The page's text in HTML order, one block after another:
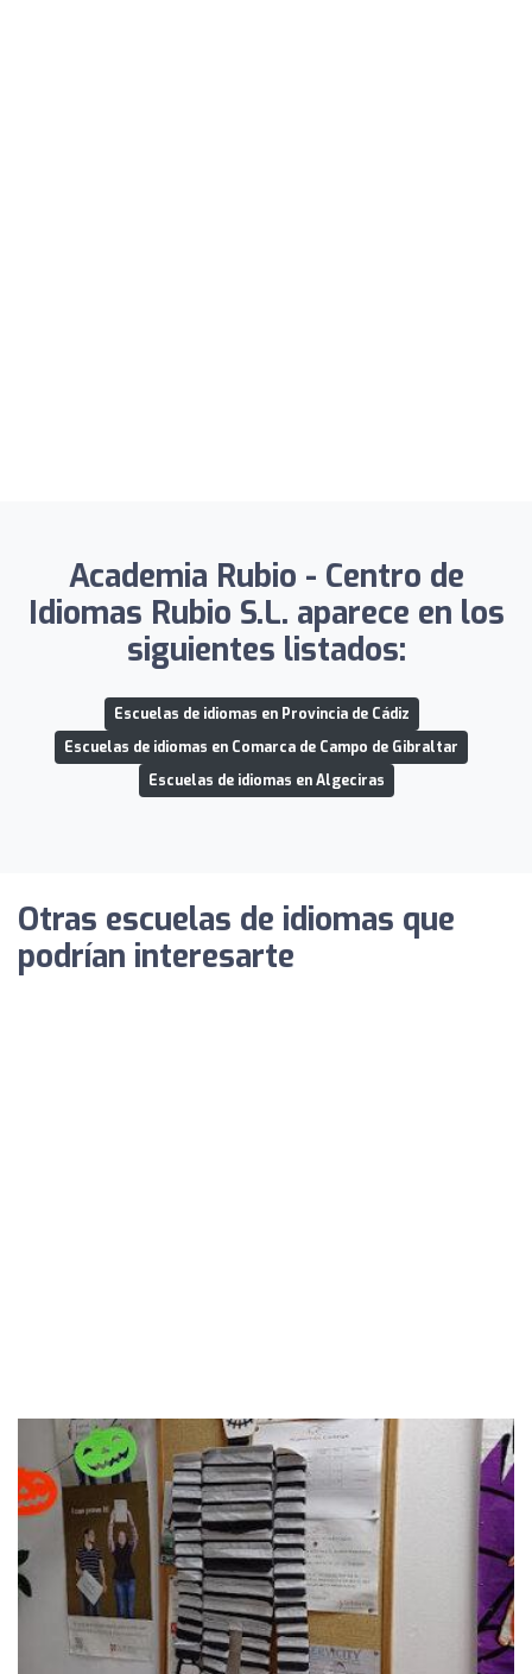
Academia Rubio - Centro de
Idiomas Rubio S.L. aparece en los
siguientes listados:
Escuelas de idiomas en Provincia de Cádiz
Escuelas de idiomas en Comarca de Campo de Gibraltar
Escuelas de idiomas en Algeciras
Otras escuelas de idiomas que
podrían interesarte